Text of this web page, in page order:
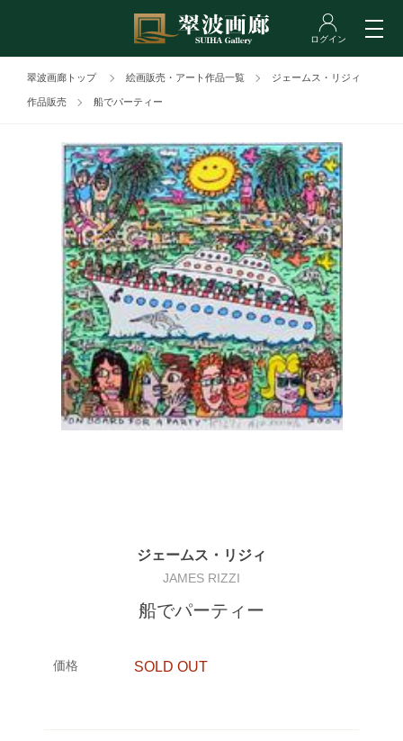
翠波画廊トップ 絵画販売・アート作品一覧 ジェームス・リジィ
作品販売 船でパーティー
ジェームス・リジィ
JAMES RIZZI
船でパーティー
価格 SOLD OUT